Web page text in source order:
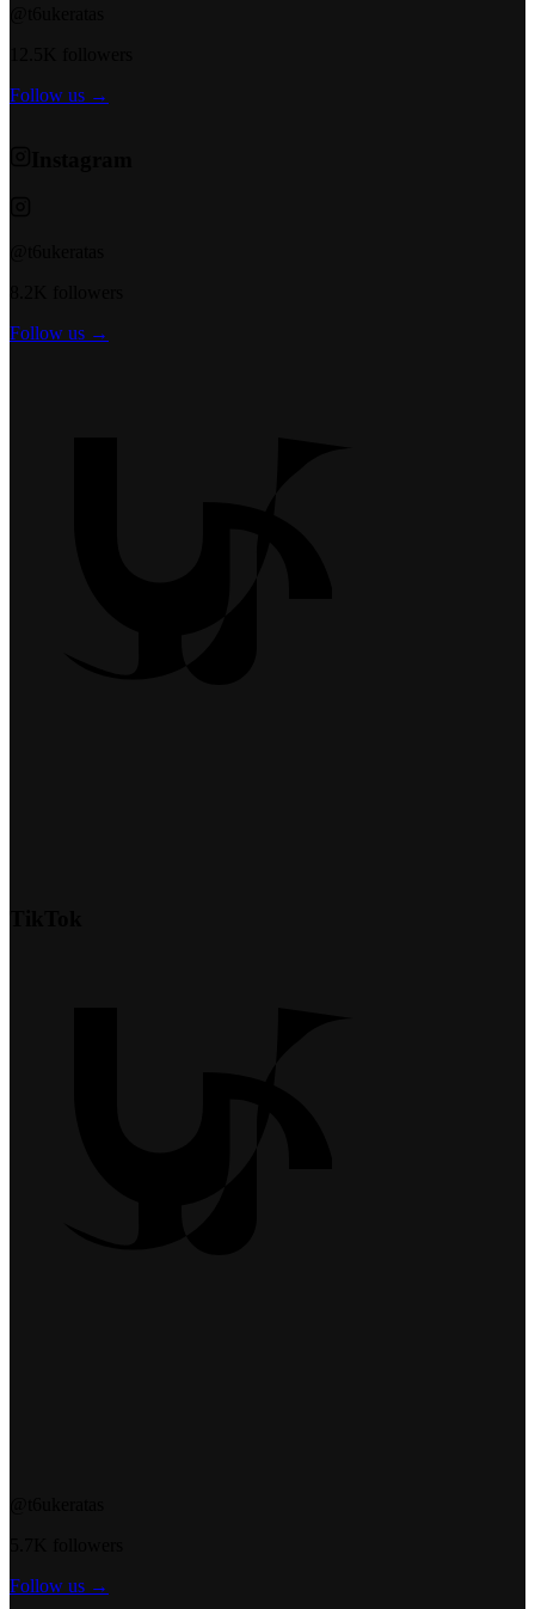
Follow us →
Follow us →
Follow us →